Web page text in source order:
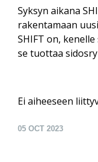
Syksyn aikana
rakentamaan
SHIFT on,
se tuottaa
Ei aiheeseen
05 OCT 2023